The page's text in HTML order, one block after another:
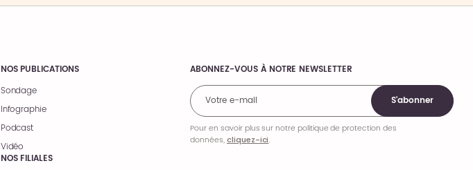
NOS PUBLICATIONS
Sondage
Infographie
Podcast
Vidéo
NOS FILIALES
Comments
ABONNEZ-VOUS À NOTRE NEWSLETTER
S'abonner
Pour en savoir plus sur notre politique de protection des
données,cliquez-ici.